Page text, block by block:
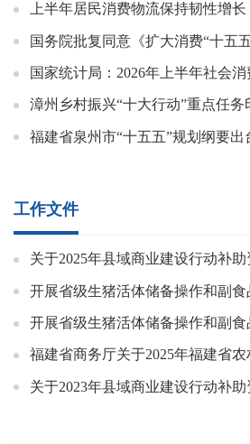
国务院批复同意《扩大消费“十五五
福建省泉州市“十五五”规划纲要出
工作文件